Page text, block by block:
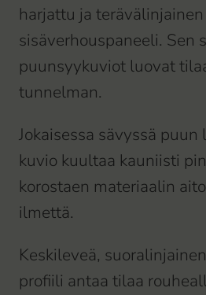
harjattu ja
sisäverhouspaneeli. Sen
puunsyykuviot luovat
tunnelman.
Jokaisessa sävyssä
kuvio kuultaa kauniisti
korostaen materiaalin
ilmettä.
Keskileveä,
profiili antaa tilaa